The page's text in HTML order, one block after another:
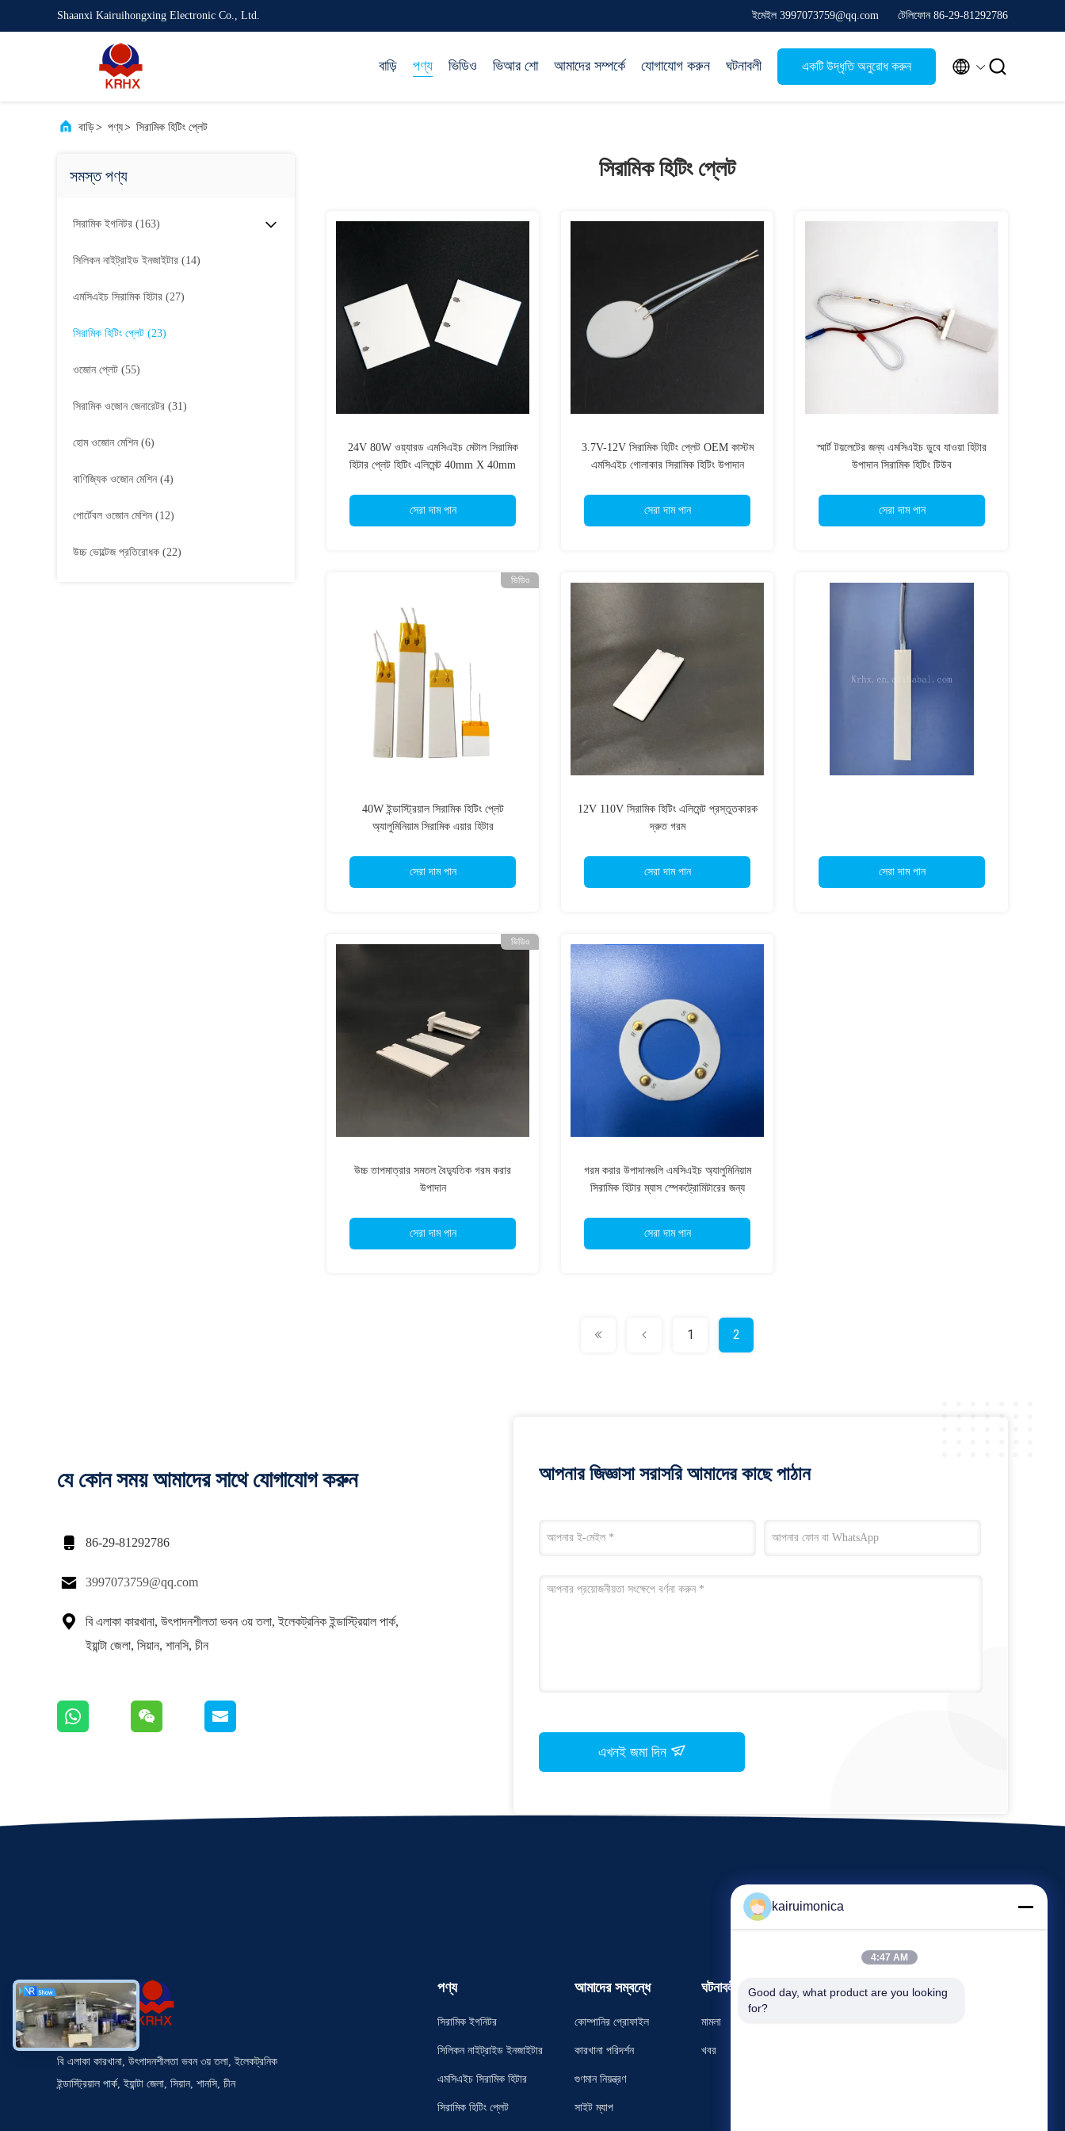
Shaanxi Kairuihongxing Electronic Co., Ltd. ইমেইল 3997073759@qq.com টেলিফোন 86-29-81292786
বাড়ি পণ্য ভিডিও ভিআর শো আমাদের সম্পর্কে যোগাযোগ করুন ঘটনাবলী একটি উদ্ধৃতি অনুরোধ করুন  
বাড়ি> পণ্য> সিরামিক হিটিং প্লেট
সমস্ত পণ্য
সিরামিক ইগনিটর (163)
সিলিকন নাইট্রাইড ইনজাইটার (14)
এমসিএইচ সিরামিক হিটার (27)
সিরামিক হিটিং প্লেট (23)
ওজোন প্লেট (55)
সিরামিক ওজোন জেনারেটর (31)
হোম ওজোন মেশিন (6)
বাণিজ্যিক ওজোন মেশিন (4)
পোর্টেবল ওজোন মেশিন (12)
উচ্চ ভোল্টেজ প্রতিরোধক (22)
সিরামিক হিটিং প্লেট
24V 80W ওয়্যারড এমসিএইচ মেটাল সিরামিক
হিটার প্লেট হিটিং এলিমেন্ট 40mm X 40mm
সেরা দাম পান
3.7V-12V সিরামিক হিটিং প্লেট OEM কাস্টম
এমসিএইচ গোলাকার সিরামিক হিটিং উপাদান
সেরা দাম পান
স্মার্ট টয়লেটের জন্য এমসিএইচ ডুবে যাওয়া হিটার
উপাদান সিরামিক হিটিং টিউব
সেরা দাম পান
ভিডিও
40W ইন্ডাস্ট্রিয়াল সিরামিক হিটিং প্লেট
অ্যালুমিনিয়াম সিরামিক এয়ার হিটার
সেরা দাম পান
12V 110V সিরামিক হিটিং এলিমেন্ট প্রস্তুতকারক
দ্রুত গরম
সেরা দাম পান সেরা দাম পান
ভিডিও
উচ্চ তাপমাত্রার সমতল বৈদ্যুতিক গরম করার
উপাদান
সেরা দাম পান
গরম করার উপাদানগুলি এমসিএইচ অ্যালুমিনিয়াম
সিরামিক হিটার ম্যাস স্পেকট্রোমিটারের জন্য
সেরা দাম পান
1 2
যে কোন সময় আমাদের সাথে যোগাযোগ করুন
 86-29-81292786
 3997073759@qq.com

বি এলাকা কারখানা, উৎপাদনশীলতা ভবন ৩য় তলা, ইলেকট্রনিক ইন্ডাস্ট্রিয়াল পার্ক,
ইয়ান্টা জেলা, সিয়ান, শানসি, চীন
আপনার জিজ্ঞাসা সরাসরি আমাদের কাছে পাঠান
এখনই জমা দিন
বি এলাকা কারখানা, উৎপাদনশীলতা ভবন ৩য় তলা, ইলেকট্রনিক
ইন্ডাস্ট্রিয়াল পার্ক, ইয়ান্টা জেলা, সিয়ান, শানসি, চীন
পণ্য
সিরামিক ইগনিটর
সিলিকন নাইট্রাইড ইনজাইটার
এমসিএইচ সিরামিক হিটার
সিরামিক হিটিং প্লেট
আমাদের সম্বন্ধে
কোম্পানির প্রোফাইল
কারখানা পরিদর্শন
গুণমান নিয়ন্ত্রণ
সাইট ম্যাপ
ঘটনাবলী
মামলা
খবর
একটি উদ্ধৃতি অনুরোধ করুন
kairuimonica
4:47 AM
Good day, what product are you looking
for?